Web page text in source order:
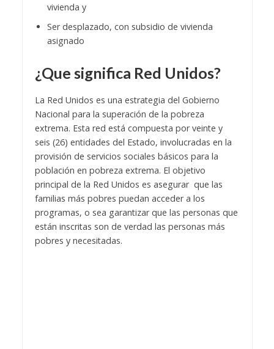
vivienda y
Ser desplazado, con subsidio de vivienda
asignado
¿Que significa Red Unidos?
La Red Unidos es una estrategia del Gobierno
Nacional para la superación de la pobreza
extrema. Esta red está compuesta por veinte y
seis (26) entidades del Estado, involucradas en la
provisión de servicios sociales básicos para la
población en pobreza extrema. El objetivo
principal de la Red Unidos es asegurar que las
familias más pobres puedan acceder a los
programas, o sea garantizar que las personas que
están inscritas son de verdad las personas más
pobres y necesitadas.